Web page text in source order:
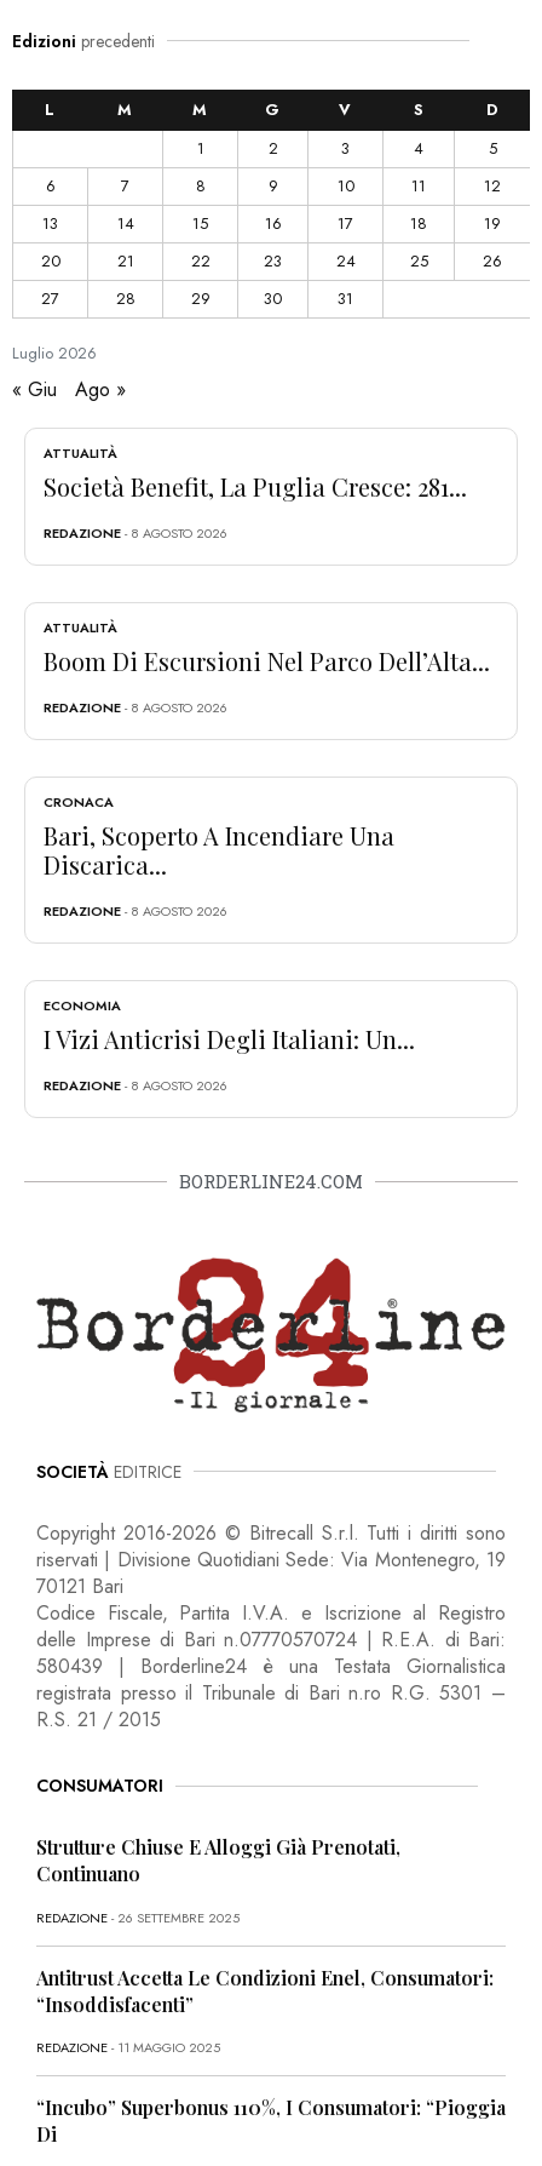
Edizioni precedenti
Luglio 2026
L M M G V S
D
1
2 3 4
5
6
7 8 9 10 11
12
13
14 15 16 17 18
19
20
21 22 23 24 25
26
27
28 29 30 31
« Giu Ago »
ATTUALITÀ
Società Benefit, La Puglia Cresce: 281...
REDAZIONE- 8 AGOSTO 2026
ATTUALITÀ
Boom Di Escursioni Nel Parco Dell’Alta...
REDAZIONE- 8 AGOSTO 2026
CRONACA
Bari, Scoperto A Incendiare Una
Discarica...
REDAZIONE- 8 AGOSTO 2026
ECONOMIA
I Vizi Anticrisi Degli Italiani: Un...
REDAZIONE- 8 AGOSTO 2026
BORDERLINE24.COM
SOCIETÀ EDITRICE
Copyright 2016-2026 © Bitrecall S.r.l. Tutti i diritti sono
riservati | Divisione Quotidiani Sede: Via Montenegro, 19
70121 Bari
Codice Fiscale, Partita I.V.A. e Iscrizione al Registro
delle Imprese di Bari n.07770570724 | R.E.A. di Bari:
580439 | Borderline24 è una Testata Giornalistica
registrata presso il Tribunale di Bari n.ro R.G. 5301 –
R.S. 21 / 2015
CONSUMATORI
Strutture Chiuse E Alloggi Già Prenotati,
Continuano
REDAZIONE- 26 SETTEMBRE 2025
Antitrust Accetta Le Condizioni Enel, Consumatori:
“Insoddisfacenti”
REDAZIONE- 11 MAGGIO 2025
“Incubo” Superbonus 110%, I Consumatori: “Pioggia
Di